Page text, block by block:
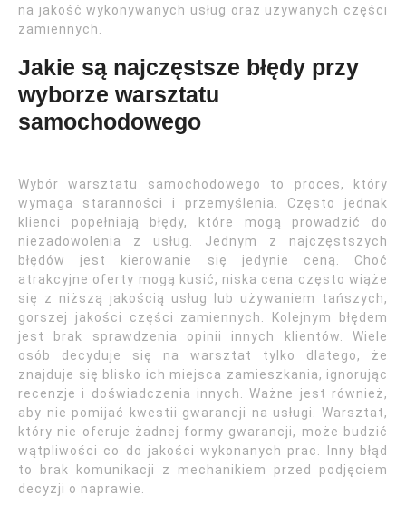
na jakość wykonywanych usług oraz używanych części
zamiennych.
Jakie są najczęstsze błędy przy
wyborze warsztatu
samochodowego
Wybór warsztatu samochodowego to proces, który
wymaga staranności i przemyślenia. Często jednak
klienci popełniają błędy, które mogą prowadzić do
niezadowolenia z usług. Jednym z najczęstszych
błędów jest kierowanie się jedynie ceną. Choć
atrakcyjne oferty mogą kusić, niska cena często wiąże
się z niższą jakością usług lub używaniem tańszych,
gorszej jakości części zamiennych. Kolejnym błędem
jest brak sprawdzenia opinii innych klientów. Wiele
osób decyduje się na warsztat tylko dlatego, że
znajduje się blisko ich miejsca zamieszkania, ignorując
recenzje i doświadczenia innych. Ważne jest również,
aby nie pomijać kwestii gwarancji na usługi. Warsztat,
który nie oferuje żadnej formy gwarancji, może budzić
wątpliwości co do jakości wykonanych prac. Inny błąd
to brak komunikacji z mechanikiem przed podjęciem
decyzji o naprawie.